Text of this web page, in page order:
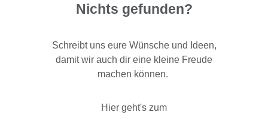
Nichts gefunden?
Schreibt uns eure Wünsche und Ideen,
damit wir auch dir eine kleine Freude
machen können.
Hier geht's zum